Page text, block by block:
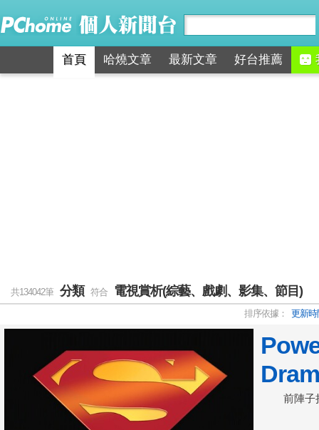
首頁 哈燒文章 最新文章 好台推薦
共134042筆 分類 符合 電視賞析(綜藝、戲劇、影集、節目)
排序依據： 更新
前陣子把